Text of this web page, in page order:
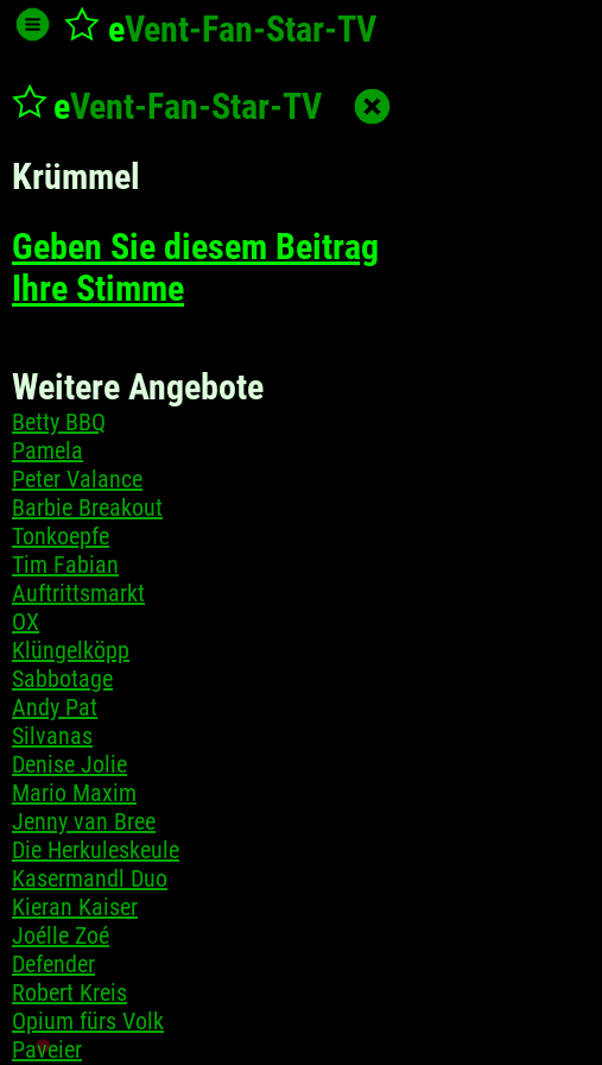
eVent-Fan-Star-TV
eVent-Fan-Star-TV
Krümmel
Geben Sie diesem Beitrag
Ihre Stimme
Weitere Angebote
Betty BBQ
Pamela
Peter Valance
Barbie Breakout
Tonkoepfe
Tim Fabian
Auftrittsmarkt
OX
Klüngelköpp
Sabbotage
Andy Pat
Silvanas
Denise Jolie
Mario Maxim
Jenny van Bree
Die Herkuleskeule
Kasermandl Duo
Kieran Kaiser
Joélle Zoé
Defender
Robert Kreis
Opium fürs Volk
Paveier